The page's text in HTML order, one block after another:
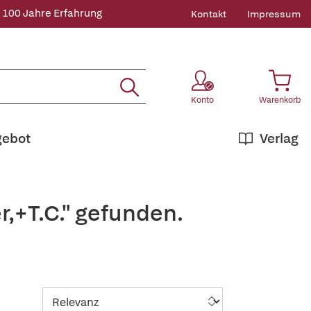
100 Jahre Erfahrung Kontakt Impressum
Konto Warenkorb
Verlag
gefunden.